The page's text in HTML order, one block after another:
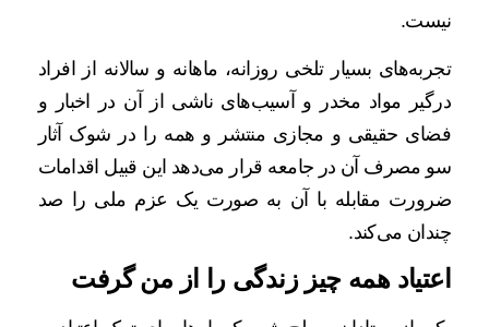
نیست.
تجربه‌های بسیار تلخی روزانه، ماهانه و سالانه از افراد
درگیر مواد مخدر و آسیب‌های ناشی از آن در اخبار و
فضای حقیقی و مجازی منتشر و همه را در شوک آثار
سو مصرف آن در جامعه قرار می‌دهد این قبیل اقدامات
ضرورت مقابله با آن به صورت یک عزم ملی را صد
چندان می‌کند.
اعتیاد همه چیز زندگی را از من گرفت